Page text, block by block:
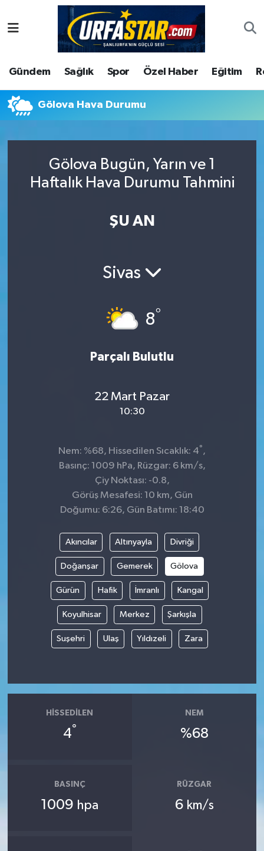
Gündem Sağlık Spor Özel Haber Eğitim
Gölova Hava Durumu
Gölova Bugün, Yarın ve 1
Haftalık Hava Durumu Tahmini
ŞU AN
Sivas
8°
Parçalı Bulutlu
22 Mart Pazar
10:30
Nem: %68, Hissedilen Sıcaklık: 4° ,
Basınç: 1009 hPa, Rüzgar: 6 km/s,
Çiy Noktası: -0.8,
Görüş Mesafesi: 10 km, Gün
Doğumu: 6:26, Gün Batımı: 18:40
Akıncılar Altınyayla Divriği
Doğanşar Gemerek Gölova
Gürün Hafik İmranlı Kangal
Koyulhisar Merkez Şarkışla
Suşehri Ulaş Yıldızeli Zara
HISSEDILEN
4°
NEM
%68
BASINÇ
1009 hpa
RÜZGAR
6 km/s
ASAYİS
ÇEVRE
DUNYA
Ekonomi
Şanlıurfa Nöbetçi Eczaneler
Şanlıurfa Hava Durumu
Şanlıurfa Namaz Vakitleri
Süper Lig Puan Durumu ve Fikstür
Son Dakika Haberleri